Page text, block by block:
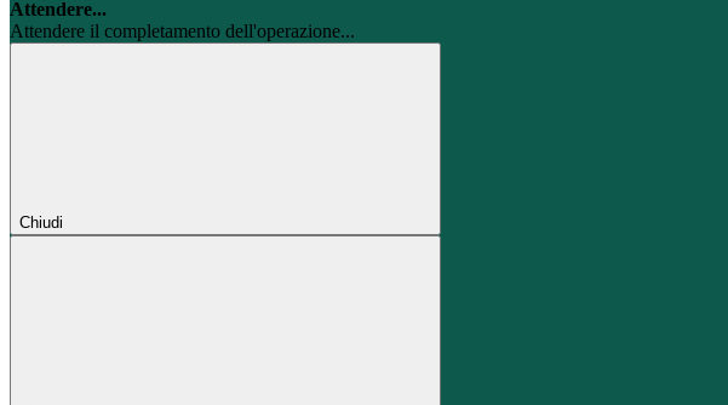
Attendere...
Attendere il completamento dell'operazione...
Chiudi